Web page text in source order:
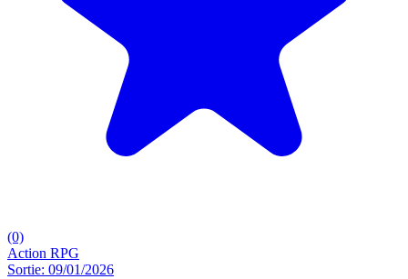
(0)
Action RPG
Sortie: 09/01/2026